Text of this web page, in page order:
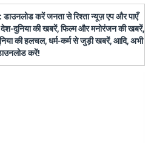
करें जनता से रिश्ता न्यूज़ एप और पाएँ
देश-दुनिया की खबरें, फिल्म और मनोरंजन की खबरें,
की हलचल, धर्म-कर्म से जुड़ी खबरें, आदि, अभी
करें!